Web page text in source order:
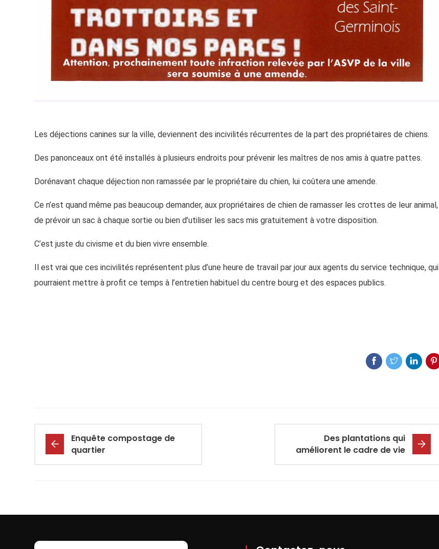
Les déjections canines sur la ville, deviennent des incivilités récurrentes de la part des propriétaires de chiens.
Des panonceaux ont été installés à plusieurs endroits pour prévenir les maîtres de nos amis à quatre pattes.
Dorénavant chaque déjection non ramassée par le propriétaire du chien, lui coûtera une amende.
Ce n’est quand même pas beaucoup demander, aux propriétaires de chien de ramasser les crottes de leur animal,
de prévoir un sac à chaque sortie ou bien d’utiliser les sacs mis gratuitement à votre disposition.
C’est juste du civisme et du bien vivre ensemble.
Il est vrai que ces incivilités représentent plus d’une heure de travail par jour aux agents du service technique, qui
pourraient mettre à profit ce temps à l’entretien habituel du centre bourg et des espaces publics.
Enquête compostage de
quartier
Des plantations qui
améliorent le cadre de vie